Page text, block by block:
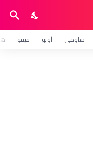
شاومي أوبو فيفو